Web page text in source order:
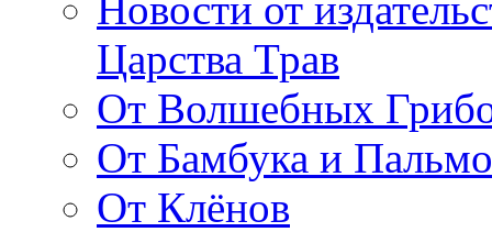
Царства Трав
От Волшебных
От Бамбука и
От Клёнов